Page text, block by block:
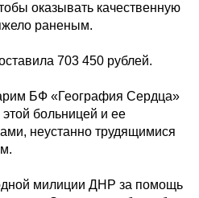
оказывать качественную
раненым.
703 450 рублей.
БФ «География Сердца»
этой больницей и ее
неустанно трудящимися
милиции ДНР за помощь